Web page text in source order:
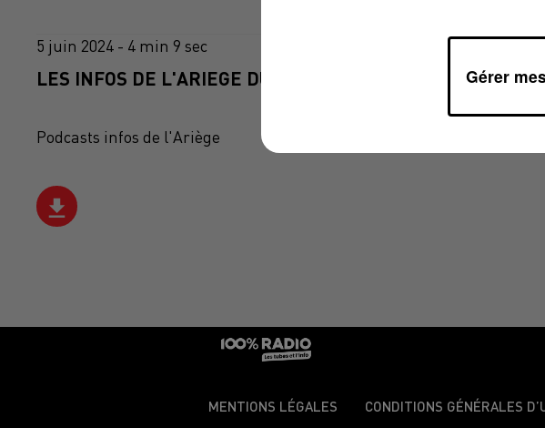
5 juin 2024 - 4 min 9 sec
LES INFOS DE L'ARIEGE DU 05/06/2024 À 08H30
Podcasts infos de l'Ariège
MENTIONS LÉGALES CONDITIONS GÉNÉRALES
Gérer